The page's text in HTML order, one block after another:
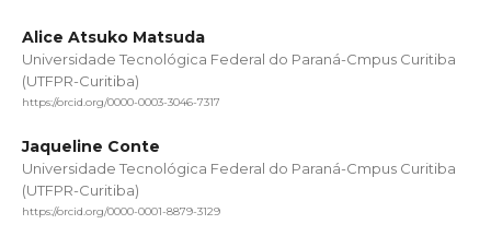
Alice Atsuko Matsuda
Universidade Tecnológica Federal do Paraná-Cmpus Curitiba
(UTFPR-Curitiba)
https://orcid.org/0000-0003-3046-7317
Jaqueline Conte
Universidade Tecnológica Federal do Paraná-Cmpus Curitiba
(UTFPR-Curitiba)
https://orcid.org/0000-0001-8879-3129